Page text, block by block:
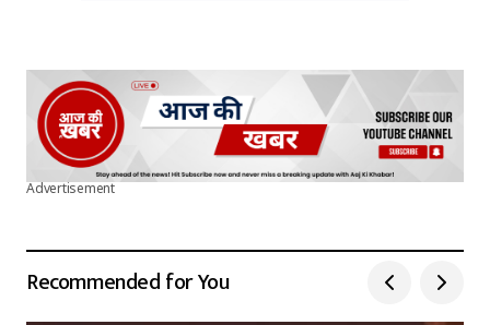
Advertisement
Recommended for You